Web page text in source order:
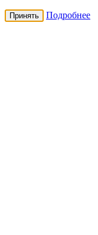
Принять Подробнее